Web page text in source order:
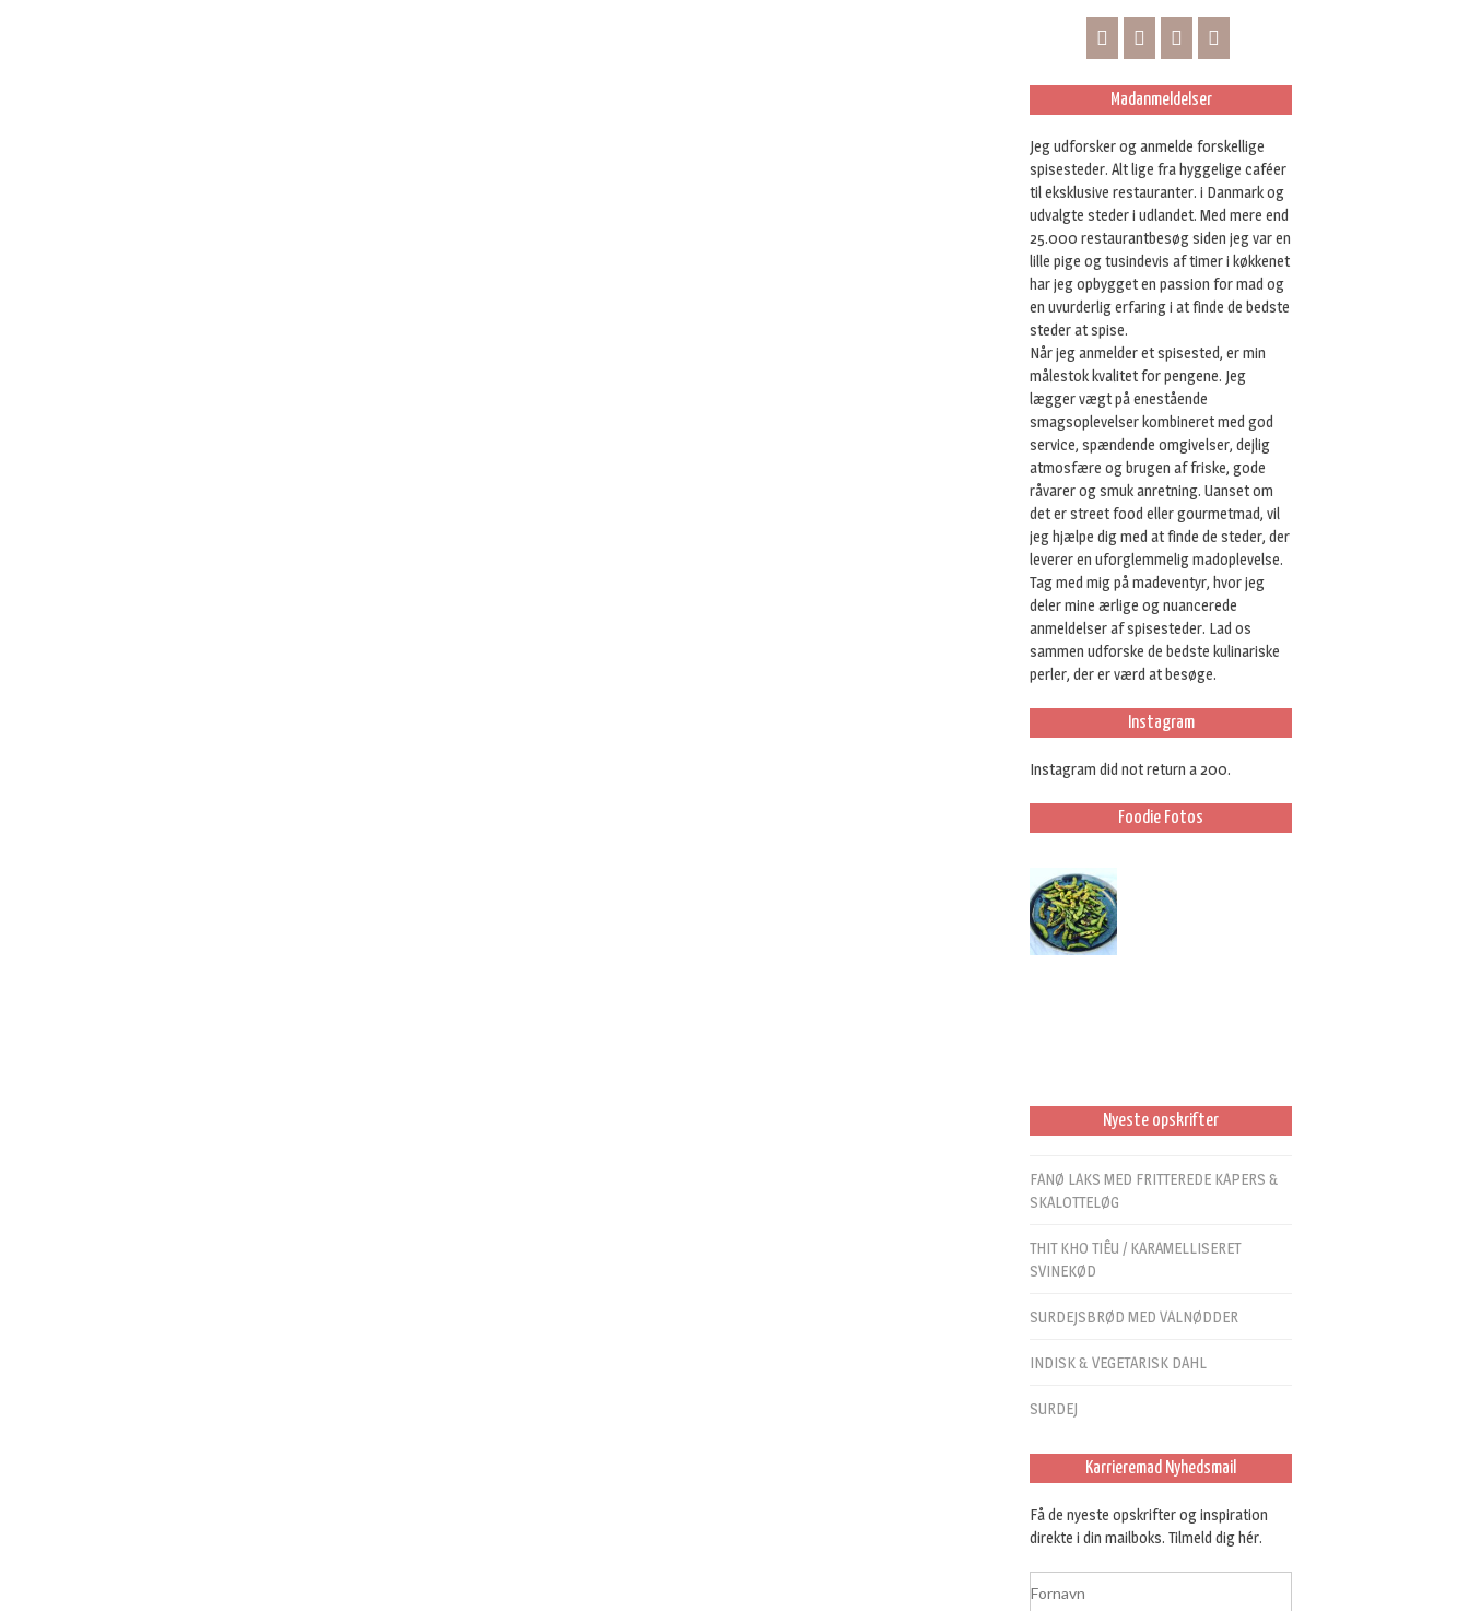
Madanmeldelser
Jeg udforsker og anmelde forskellige
spisesteder. Alt lige fra hyggelige caféer
til eksklusive restauranter. i Danmark og
udvalgte steder i udlandet. Med mere end
25.000 restaurantbesøg siden jeg var en
lille pige og tusindevis af timer i køkkenet
har jeg opbygget en passion for mad og
en uvurderlig erfaring i at finde de bedste
steder at spise.
Når jeg anmelder et spisested, er min
målestok kvalitet for pengene. Jeg
lægger vægt på enestående
smagsoplevelser kombineret med god
service, spændende omgivelser, dejlig
atmosfære og brugen af friske, gode
råvarer og smuk anretning. Uanset om
det er street food eller gourmetmad, vil
jeg hjælpe dig med at finde de steder, der
leverer en uforglemmelig madoplevelse.
Tag med mig på madeventyr, hvor jeg
deler mine ærlige og nuancerede
anmeldelser af spisesteder. Lad os
sammen udforske de bedste kulinariske
perler, der er værd at besøge.
Instagram
Instagram did not return a 200.
Foodie Fotos
Nyeste opskrifter
FANØ LAKS MED FRITTEREDE KAPERS &
SKALOTTELØG
THIT KHO TIÊU / KARAMELLISERET
SVINEKØD
SURDEJSBRØD MED VALNØDDER
INDISK & VEGETARISK DAHL
SURDEJ
Karrieremad Nyhedsmail
Få de nyeste opskrifter og inspiration
direkte i din mailboks. Tilmeld dig hér.